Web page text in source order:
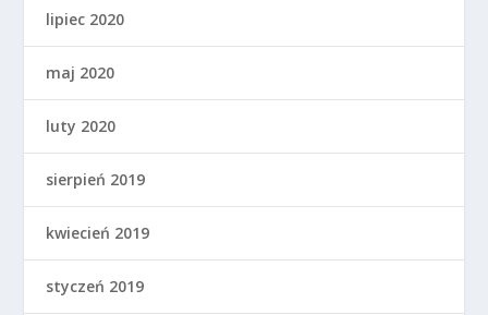
lipiec 2020
maj 2020
luty 2020
sierpień 2019
kwiecień 2019
styczeń 2019